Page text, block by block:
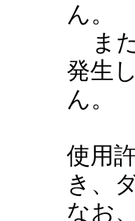
ん。
また
発生
ん。
使用
き、
なお